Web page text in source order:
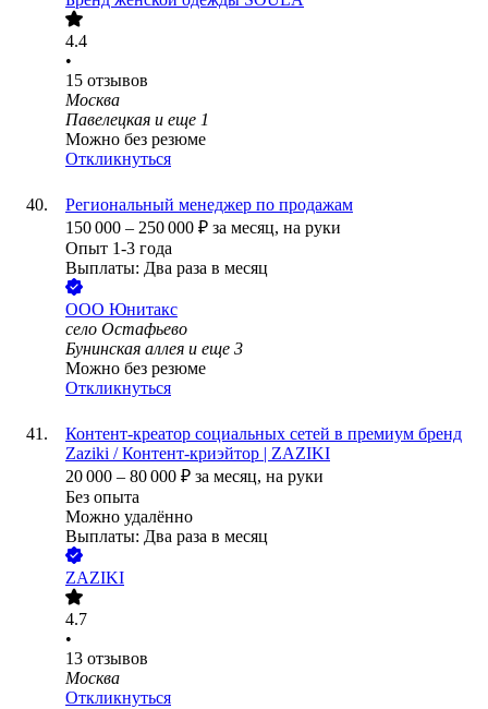
4.4
•
15 отзывов
Москва
Павелецкая и еще 1
Можно без резюме
Откликнуться
Региональный менеджер по продажам
150 000 – 250 000 ₽ за месяц, на руки
Опыт 1-3 года
Выплаты: Два раза в месяц
ООО Юнитакс
село Остафьево
Бунинская аллея и еще 3
Можно без резюме
Откликнуться
Контент-креатор социальных сетей в премиум бренд
Zaziki / Контент-криэйтор | ZAZIKI
20 000 – 80 000 ₽ за месяц, на руки
Без опыта
Можно удалённо
Выплаты: Два раза в месяц
ZAZIKI
4.7
•
13 отзывов
Москва
Откликнуться